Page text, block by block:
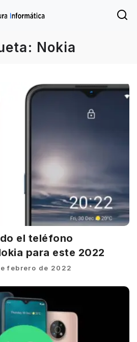
Nokia
el teléfono
para este 2022
febrero de 2022